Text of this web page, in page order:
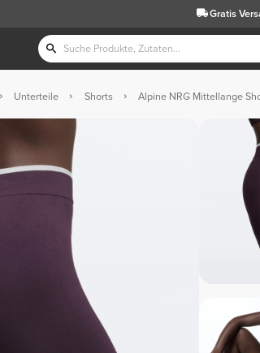
Gratis
Unterteile Shorts Alpine NRG Mittellange